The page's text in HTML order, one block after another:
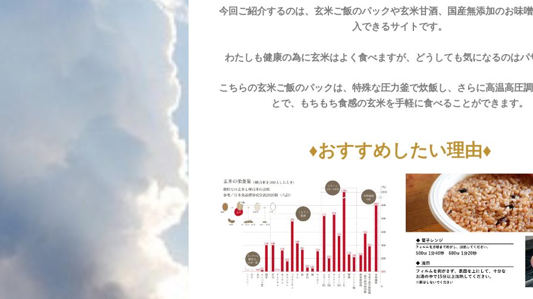
今回ご紹介するのは、玄米ご飯のパックや玄米甘酒、国産無添加のお味
入できるサイトです。
わたしも健康の為に玄米はよく食べますが、どうしても気になるのは
こちらの玄米ご飯のパックは、特殊な圧力釜で炊飯し、さらに高温高圧
とで、もちもち食感の玄米を手軽に食べることができます。
♦おすすめしたい理由♦